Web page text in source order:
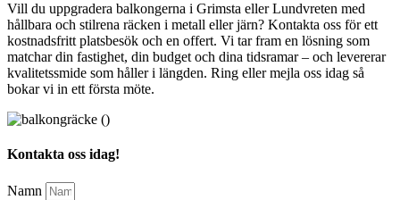
Vill du uppgradera balkongerna i Grimsta eller Lundvreten med
hållbara och stilrena räcken i metall eller järn? Kontakta oss för ett
kostnadsfritt platsbesök och en offert. Vi tar fram en lösning som
matchar din fastighet, din budget och dina tidsramar – och levererar
kvalitetssmide som håller i längden. Ring eller mejla oss idag så
bokar vi in ett första möte.
Kontakta oss idag!
Namn